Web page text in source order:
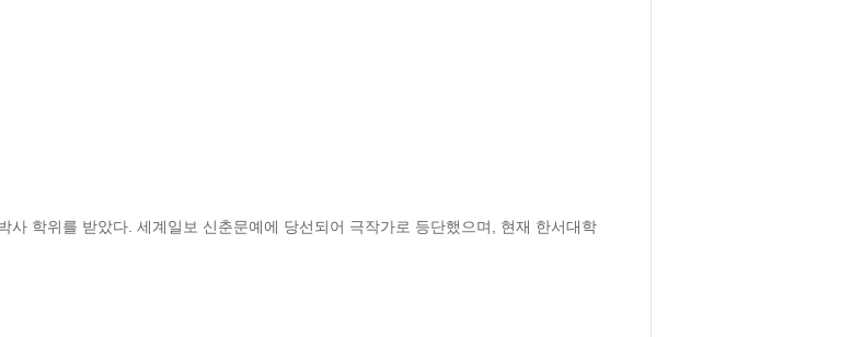
사 학위를 받았다. 세계일보 신춘문예에 당선되어 극작가로 등단했으며, 현재 한서대학